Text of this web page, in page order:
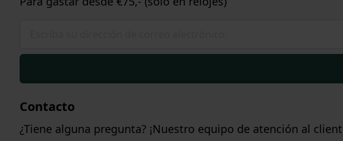
Contacto
¿Tiene alguna pregunta? ¡Nuestro equipo de atención al